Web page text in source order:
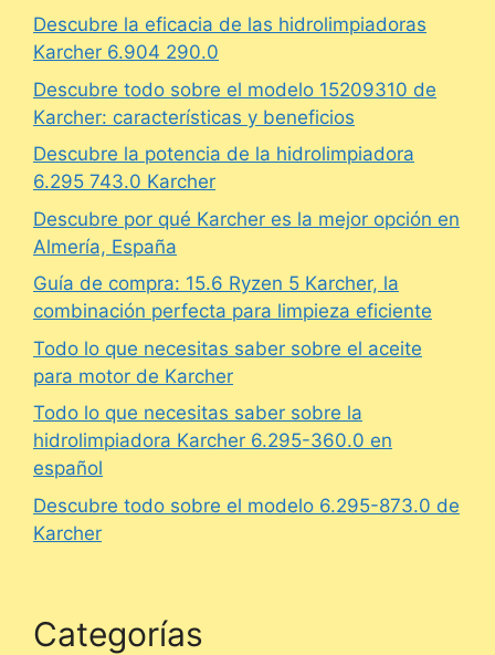
Descubre la eficacia de las hidrolimpiadoras
Karcher 6.904 290.0
Descubre todo sobre el modelo 15209310 de
Karcher: características y beneficios
Descubre la potencia de la hidrolimpiadora
6.295 743.0 Karcher
Descubre por qué Karcher es la mejor opción en
Almería, España
Guía de compra: 15.6 Ryzen 5 Karcher, la
combinación perfecta para limpieza eficiente
Todo lo que necesitas saber sobre el aceite
para motor de Karcher
Todo lo que necesitas saber sobre la
hidrolimpiadora Karcher 6.295-360.0 en
español
Descubre todo sobre el modelo 6.295-873.0 de
Karcher
Categorías